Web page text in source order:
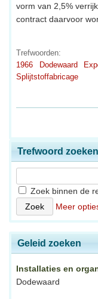
vorm van 2,5%
contract daarvoor
Trefwoorden:
1966
Dodewaard
Splijtstoffabricage
Trefwoord zoeken
Zoek binnen de
Meer
Geleid zoeken
Installaties en
Dodewaard